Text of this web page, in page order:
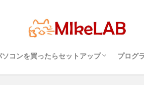
ソコンを買ったらセットアップ
超初心者のパソコンの選び方（３）・・・知
超初心者のパソコンの選び方（１）・・・
超初心者のパソコンの選び方（２）・・・快
プログ
プロ
パソ
Visual
タッ
っておこうスペック
Windows？それとも Mac？
適に使うためのPC性能選び 境
めざ
インドタッチ PC選択 ウィルス対策